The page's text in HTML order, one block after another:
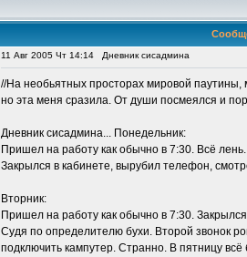
11 Авг 2005 Чт 14:14 Дневник сисадмина
//На необьятных просторах мировой
но эта меня сразила. От души посмеялся и
Дневник сисадмина... Понедельник:
Пришел на работу как обычно в 7:30. Всё
Закрылся в кабинете, вырубил телефон,
Вторник:
Пришел на работу как обычно в 7:30.
Судя по определителю бухи. Второй звонок
подключить кампутер. Странно. В пятницу